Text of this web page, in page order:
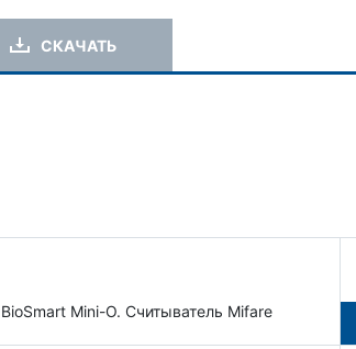
СКАЧАТЬ
Mini-O. Считыватель Mifare